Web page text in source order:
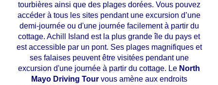
tourbières ainsi que des plages dorées. Vous pouvez
accéder à tous les sites pendant une excursion d’une
demi-journée ou d'une journée facilement à partir du
cottage. Achill Island est la plus grande île du pays et
est accessible par un pont. Ses plages magnifiques et
ses falaises peuvent être visitées pendant une
excursion d'une journée à partir du cottage. Le North
Mayo Driving Tourvous amène aux endroits